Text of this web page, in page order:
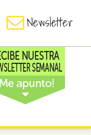
Newsletter